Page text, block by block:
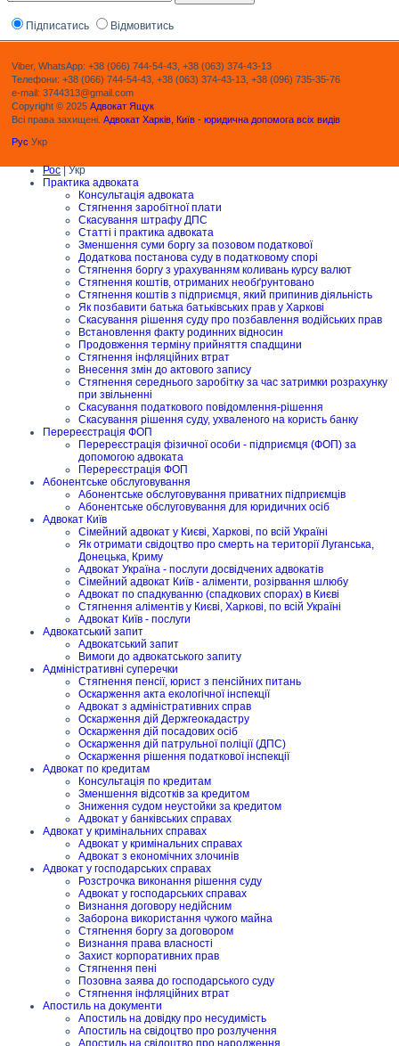
Підписатись Відмовитись
Viber, WhatsApp: +38 (066) 744-54-43, +38 (063) 374-43-13
Телефони: +38 (066) 744-54-43, +38 (063) 374-43-13, +38 (096) 735-35-76
e-mail: 3744313@gmail.com
Copyright © 2025 Адвокат Ящук
Всі права захищені. Адвокат Харків, Київ - юридична допомога всіх видів
Рус Укр
Рос| Укр
Практика адвоката
Консультація адвоката
Стягнення заробітної плати
Скасування штрафу ДПС
Статті і практика адвоката
Зменшення суми боргу за позовом податкової
Додаткова постанова суду в податковому спорі
Стягнення боргу з урахуванням коливань курсу валют
Стягнення коштів, отриманих необґрунтовано
Стягнення коштів з підприємця, який припинив діяльність
Як позбавити батька батьківських прав у Харкові
Скасування рішення суду про позбавлення водійських прав
Встановлення факту родинних відносин
Продовження терміну прийняття спадщини
Стягнення інфляційних втрат
Внесення змін до актового запису
Стягнення середнього заробітку за час затримки розрахунку
при звільненні
Скасування податкового повідомлення-рішення
Скасування рішення суду, ухваленого на користь банку
Перереєстрація ФОП
Перереєстрація фізичної особи - підприємця (ФОП) за
допомогою адвоката
Перереєстрація ФОП
Абонентське обслуговування
Абонентське обслуговування приватних підприємців
Абонентське обслуговування для юридичних осіб
Адвокат Київ
Сімейний адвокат у Києві, Харкові, по всій Україні
Як отримати свідоцтво про смерть на території Луганська,
Донецька, Криму
Адвокат Україна - послуги досвідчених адвокатів
Сімейний адвокат Київ - аліменти, розірвання шлюбу
Адвокат по спадкуванню (спадкових спорах) в Києві
Стягнення аліментів у Києві, Харкові, по всій Україні
Адвокат Київ - послуги
Адвокатський запит
Адвокатський запит
Вимоги до адвокатського запиту
Адміністративні суперечки
Стягнення пенсії, юрист з пенсійних питань
Оскарження акта екологічної інспекції
Адвокат з адміністративних справ
Оскарження дій Держгеокадастру
Оскарження дій посадових осіб
Оскарження дій патрульної поліції (ДПС)
Оскарження рішення податкової інспекції
Адвокат по кредитам
Консультація по кредитам
Зменшення відсотків за кредитом
Зниження судом неустойки за кредитом
Адвокат у банківських справах
Адвокат у кримінальних справах
Адвокат у кримінальних справах
Адвокат з економічних злочинів
Адвокат у господарських справах
Розстрочка виконання рішення суду
Адвокат у господарських справах
Визнання договору недійсним
Заборона використання чужого майна
Стягнення боргу за договором
Визнання права власності
Захист корпоративних прав
Стягнення пені
Позовна заява до господарського суду
Стягнення інфляційних втрат
Апостиль на документи
Апостиль на довідку про несудимість
Апостиль на свідоцтво про розлучення
Апостиль на свідоцтво про народження